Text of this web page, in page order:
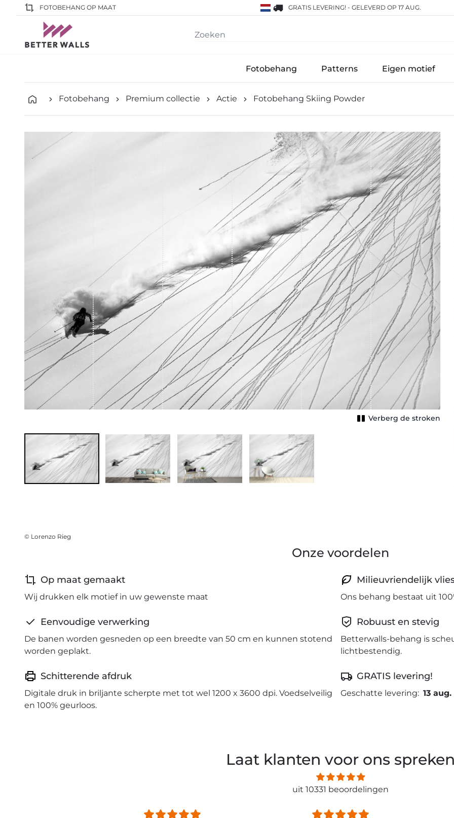
FOTOBEHANG OP MAAT GRATIS LEVERING! - GELEVERD OP 17 AUG.
Fotobehang Patterns Eigen motief
Fotobehang Premium collectie Actie Fotobehang Skiing Powder
Verberg de stroken
© Lorenzo Rieg
Onze voordelen
Op maat gemaakt
Wij drukken elk motief in uw gewenste maat
Milieuvriendelijk
Ons behang bestaat uit
Eenvoudige verwerking
De banen worden gesneden op een breedte van 50 cm en kunnen stotend
worden geplakt.
Robuust en stevig
Betterwalls-behang is
lichtbestendig.
Schitterende afdruk
Digitale druk in briljante scherpte met tot wel 1200 x 3600 dpi. Voedselveilig
en 100% geurloos.
GRATIS levering!
Geschatte levering: 13 aug.
Laat klanten voor ons spreken
uit 10331 beoordelingen